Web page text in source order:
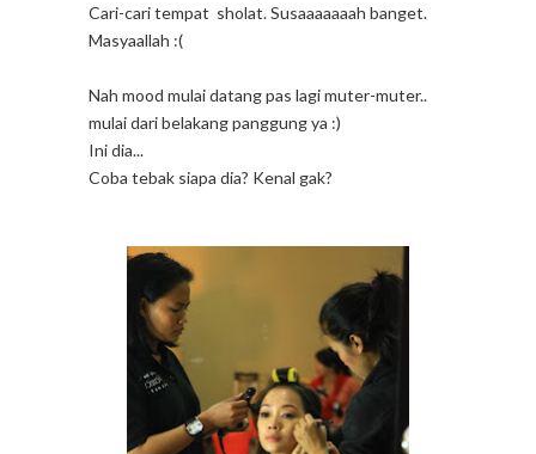
Cari-cari tempat sholat. Susaaaaaaah banget.
Masyaallah :(
Nah mood mulai datang pas lagi muter-muter..
mulai dari belakang panggung ya :)
Ini dia...
Coba tebak siapa dia? Kenal gak?